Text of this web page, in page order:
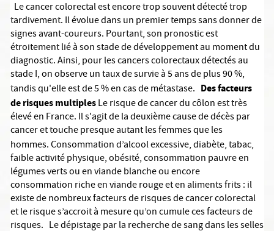
Le cancer colorectal est encore trop souvent détecté trop
tardivement. Il évolue dans un premier temps sans donner de
signes avant-coureurs. Pourtant, son pronostic est
étroitement lié à son stade de développement au moment du
diagnostic. Ainsi, pour les cancers colorectaux détectés au
stade I, on observe un taux de survie à 5 ans de plus 90 %,
tandis qu'elle est de 5 % en cas de métastase. Des facteurs
de risques multiplesLe risque de cancer du côlon est très
élevé en France. Il s'agit de la deuxième cause de décès par
cancer et touche presque autant les femmes que les
hommes.Consommation d’alcool excessive, diabète, tabac,
faible activité physique, obésité, consommation pauvre en
légumes verts ou en viande blanche ou encore
consommation riche en viande rouge et en aliments frits : il
existe de nombreux facteurs de risques de cancer colorectal
et le risque s’accroit à mesure qu’on cumule ces facteurs de
risques. Le dépistage par la recherche de sang dans les selles